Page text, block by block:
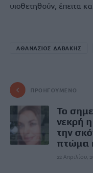
υιοθετηθούν, έπειτα
ΑΘΑΝΑΣΙΟΣ ΔΑΒΑΚΗΣ
ΠΡΟΗΓΟΎΜΕΝΟ
Το
νεκρή
την
πτώμα
22 Απριλίου,